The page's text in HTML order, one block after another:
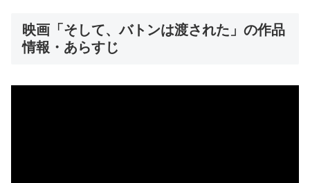
映画「そして、バトンは渡された」の作品
情報・あらすじ